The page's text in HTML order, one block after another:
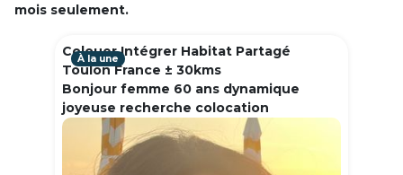
mois seulement.
Colouer Intégrer Habitat Partagé
Toulon France ± 30kms
Bonjour femme 60 ans dynamique
joyeuse recherche colocation
À la une